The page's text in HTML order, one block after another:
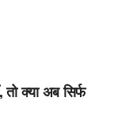
क्या अब सिर्फ